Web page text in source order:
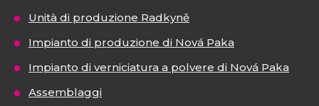
Unità di produzione Radkyně
Impianto di produzione di Nová Paka
Impianto di verniciatura a polvere di Nová Paka
Assemblaggi